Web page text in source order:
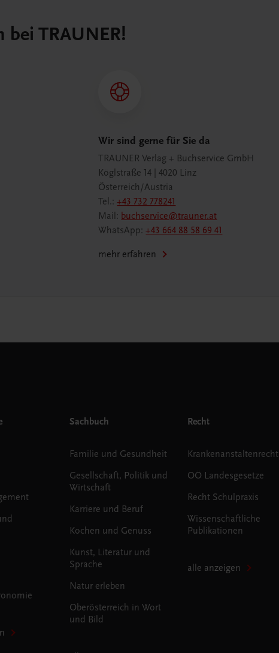
TRAUNER!
Wir sind gerne für Sie da
TRAUNER Verlag + Buchservice GmbH
Köglstraße 14 | 4020 Linz
Österreich/Austria
Tel.:+43 732 778241
Mail: buchservice@trauner.at
WhatsApp:+43 664 88 58 69 41
mehr erfahren
Sachbuch
Familie und Gesundheit
Gesellschaft, Politik und
Wirtschaft
Karriere und Beruf
Kochen und Genuss
Kunst, Literatur und
Sprache
Natur erleben
Oberösterreich in Wort
und Bild
Recht
Krankenanstaltenrecht
OÖ Landesgesetze
Recht Schulpraxis
Wissenschaftliche
Publikationen
alle anzeigen